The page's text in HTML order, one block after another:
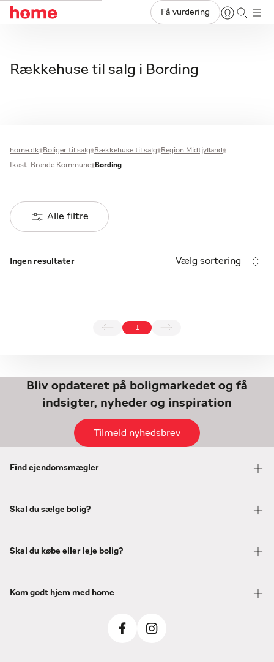
Få vurdering
Rækkehuse til salg i Bording
home.dk Boliger til salg Rækkehuse til salg
Region Midtjylland
Ikast-Brande Kommune
Bording
Alle filtre
Ingen resultater Vælg sortering
Bliv opdateret på boligmarkedet og få
indsigter, nyheder og inspiration
Tilmeld nyhedsbrev
Find ejendomsmægler
Skal du sælge bolig?
Skal du købe eller leje bolig?
Kom godt hjem med home